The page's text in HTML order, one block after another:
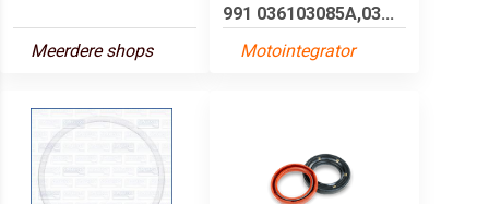
Meerdere shops
991 036103085A,03...
Motointegrator